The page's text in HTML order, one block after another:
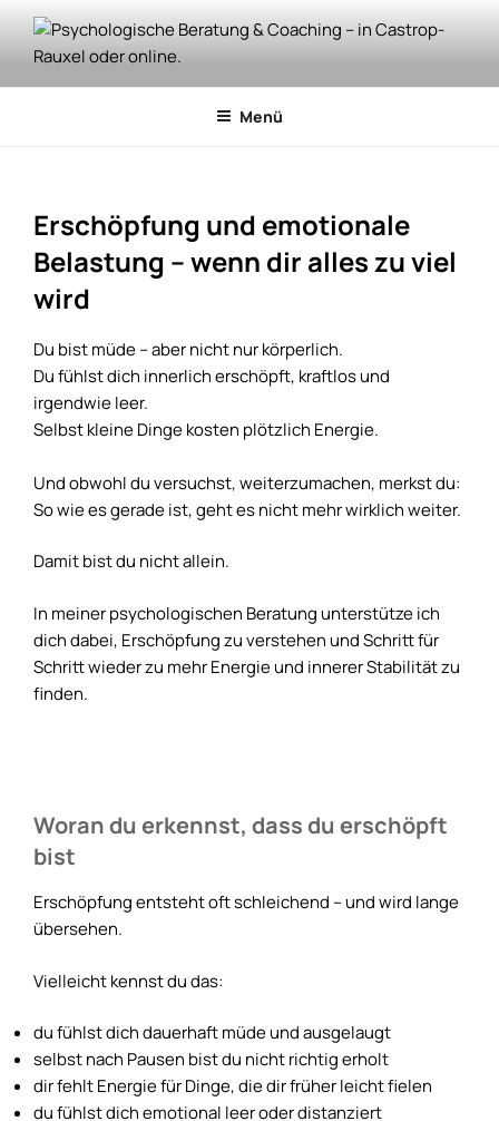
Inhalt
springen
PSYCHOLOGISCHE BERATUNG
& COACHING – IN CASTROP-
Training. Jetzt kostenloses Vorgespräch sichern!
Menü
Erschöpfung und emotionale
Belastung – wenn dir alles zu viel
wird
Du bist müde – aber nicht nur körperlich.
Du fühlst dich innerlich erschöpft, kraftlos und
irgendwie leer.
Selbst kleine Dinge kosten plötzlich Energie.
Und obwohl du versuchst, weiterzumachen, merkst du:
So wie es gerade ist, geht es nicht mehr wirklich weiter.
Damit bist du nicht allein.
In meiner psychologischen Beratung unterstütze ich
dich dabei, Erschöpfung zu verstehen und Schritt für
Schritt wieder zu mehr Energie und innerer Stabilität zu
finden.
Woran du erkennst, dass du erschöpft
bist
Erschöpfung entsteht oft schleichend – und wird lange
übersehen.
Vielleicht kennst du das:
du fühlst dich dauerhaft müde und ausgelaugt
selbst nach Pausen bist du nicht richtig erholt
dir fehlt Energie für Dinge, die dir früher leicht fielen
du fühlst dich emotional leer oder distanziert